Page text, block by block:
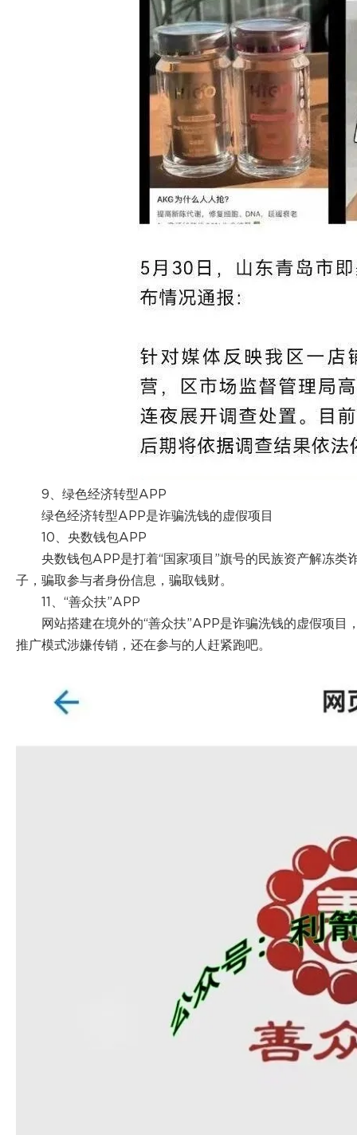
9、绿色经济转型APP
绿色经济转型APP是诈骗洗钱的虚假项目
10、央数钱包APP
央数钱包APP是打着“国家项目”旗号的民族资产解冻类
子，骗取参与者身份信息，骗取钱财。
11、“善众扶”APP
网站搭建在境外的“善众扶”APP是诈骗洗钱的虚假项
推广模式涉嫌传销，还在参与的人赶紧跑吧。